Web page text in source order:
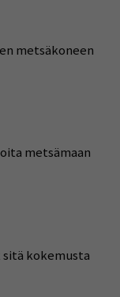
metsäkoneen
metsämaan
kokemusta